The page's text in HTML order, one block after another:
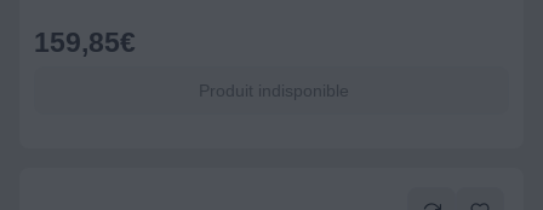
159,85€
Produit indisponible